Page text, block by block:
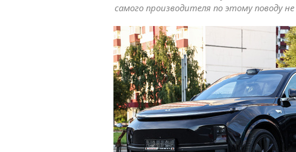
самого производителя по этому поводу